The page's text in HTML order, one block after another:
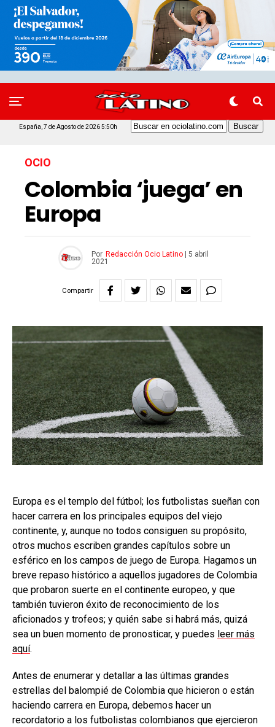
España, 7 de Agosto de 2026 5:50h
OCIO
Colombia ‘juega’ en
Europa
Por Redacción Ocio Latino
5 abril
2021
Compartir
Europa es el templo del fútbol; los futbolistas sueñan con
hacer carrera en los principales equipos del viejo
continente, y, aunque no todos consiguen su propósito,
otros muchos escriben grandes capítulos sobre un
esférico en los campos de juego de Europa. Hagamos un
breve repaso histórico a aquellos jugadores de Colombia
que probaron suerte en el continente europeo, y que
también tuvieron éxito de reconocimiento de los
aficionados y trofeos; y quién sabe si habrá más, quizá
sea un buen momento de pronosticar, y puedes leer más
aquí.
Antes de enumerar y detallar a las últimas grandes
estrellas del balompié de Colombia que hicieron o están
haciendo carrera en Europa, debemos hacer un
recordatorio a los futbolistas colombianos que ejercieron